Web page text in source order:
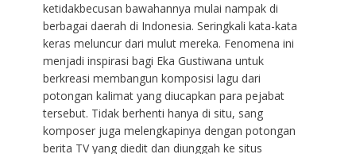
ketidakbecusan bawahannya mulai nampak di
berbagai daerah di Indonesia. Seringkali kata-kata
keras meluncur dari mulut mereka. Fenomena ini
menjadi inspirasi bagi Eka Gustiwana untuk
berkreasi membangun komposisi lagu dari
potongan kalimat yang diucapkan para pejabat
tersebut. Tidak berhenti hanya di situ, sang
komposer juga melengkapinya dengan potongan
berita TV yang diedit dan diunggah ke situs